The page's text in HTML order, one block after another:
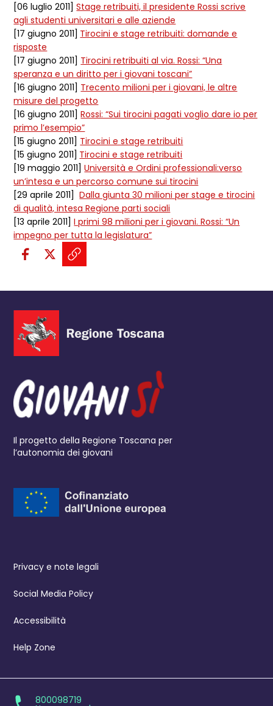
[06 luglio 2011]Stage retribuiti, il presidente Rossi scrive
agli studenti universitari e alle aziende
[17 giugno 2011] Tirocini e stage retribuiti: domande e
risposte
[17 giugno 2011] Tirocini retribuiti al via. Rossi: “Una
speranza e un diritto per i giovani toscani”
[16 giugno 2011] Trecento milioni per i giovani, le altre
misure del progetto
[16 giugno 2011]Rossi: “Sui tirocini pagati voglio dare io per
primo l’esempio”
[15 giugno 2011] Tirocini e stage retribuiti
[15 giugno 2011] Tirocini e stage retribuiti
[19 maggio 2011]Università e Ordini professionali:verso
un’intesa e un percorso comune sui tirocini
[29 aprile 2011]Dalla giunta 30 milioni per stage e tirocini
di qualità, intesa Regione parti sociali
[13 aprile 2011]I primi 98 milioni per i giovani. Rossi: “Un
impegno per tutta la legislatura”
Condividi sui social:
Condividi su Facebook - apre
Condividi su X - apre una
Copia il link e condividi -
Il progetto della Regione Toscana per
l’autonomia dei giovani
Privacy e note legali
Social Media Policy
Accessibilità
Help Zone
800098719